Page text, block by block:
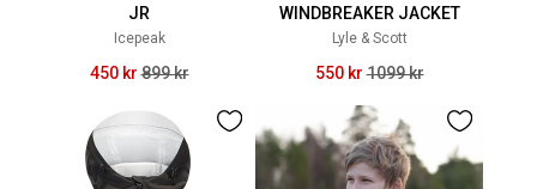
JR
Icepeak
450 kr 899 kr
WINDBREAKER JACKET
Lyle & Scott
550 kr 1099 kr